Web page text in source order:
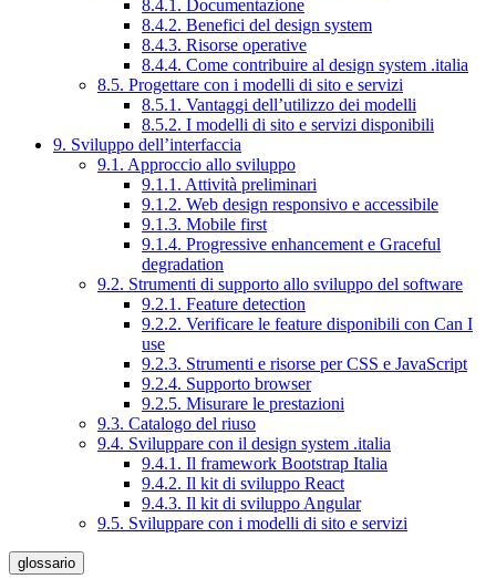
8.4.1. Documentazione
8.4.2. Benefici del design system
8.4.3. Risorse operative
8.4.4. Come contribuire al design system .italia
8.5. Progettare con i modelli di sito e servizi
8.5.1. Vantaggi dell’utilizzo dei modelli
8.5.2. I modelli di sito e servizi disponibili
9. Sviluppo dell’interfaccia
9.1. Approccio allo sviluppo
9.1.1. Attività preliminari
9.1.2. Web design responsivo e accessibile
9.1.3. Mobile first
9.1.4. Progressive enhancement e Graceful
degradation
9.2. Strumenti di supporto allo sviluppo del software
9.2.1. Feature detection
9.2.2. Verificare le feature disponibili con Can I
use
9.2.3. Strumenti e risorse per CSS e JavaScript
9.2.4. Supporto browser
9.2.5. Misurare le prestazioni
9.3. Catalogo del riuso
9.4. Sviluppare con il design system .italia
9.4.1. Il framework Bootstrap Italia
9.4.2. Il kit di sviluppo React
9.4.3. Il kit di sviluppo Angular
9.5. Sviluppare con i modelli di sito e servizi
glossario